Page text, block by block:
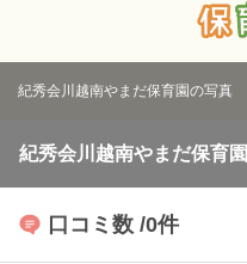
紀秀会川越南やまだ保育園の写真
紀秀会川越南やまだ保育園
口コミ数 /0件